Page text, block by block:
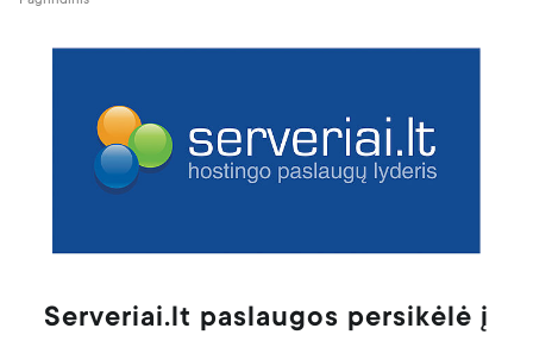
Partnerių programa
Pranešti apie pažeidimą
Serveriai.lt paslaugos persikėlė į